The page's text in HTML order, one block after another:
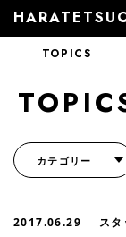
TOPICS
カテゴリー
2017.06.29 ス